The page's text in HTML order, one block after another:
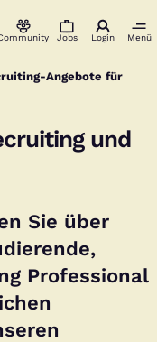
Jobs Login Menü
Angebote für
und
Sie über
Professional